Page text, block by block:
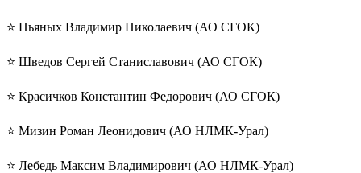
⭐️ Пьяных Владимир Николаевич (АО СГОК)
⭐️ Шведов Сергей Станиславович (АО СГОК)
⭐️ Красичков Константин Федорович (АО СГОК)
⭐️ Мизин Роман Леонидович (АО НЛМК-Урал)
⭐️ Лебедь Максим Владимирович (АО НЛМК-Урал)